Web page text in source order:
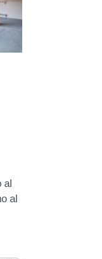
al
al